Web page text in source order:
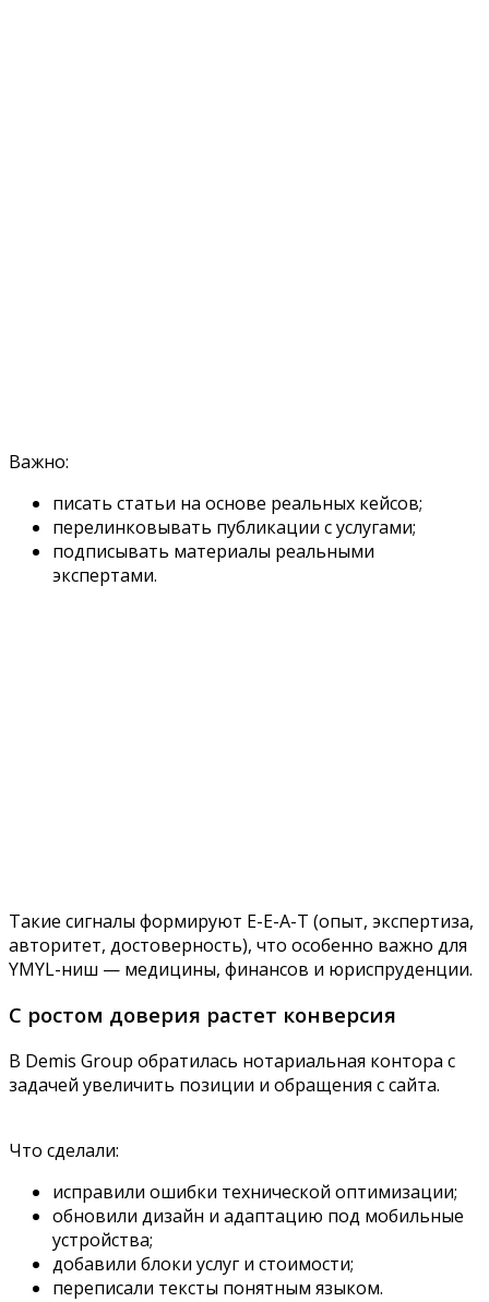
Важно:
писать статьи на основе реальных кейсов;
перелинковывать публикации с услугами;
подписывать материалы реальными
экспертами.
Такие сигналы формируют E-E-A-T (опыт, экспертиза,
авторитет, достоверность), что особенно важно для
YMYL-ниш — медицины, финансов и юриспруденции.
С ростом доверия растет конверсия
В Demis Group обратилась нотариальная контора с
задачей увеличить позиции и обращения с сайта.
Что сделали:
исправили ошибки технической оптимизации;
обновили дизайн и адаптацию под мобильные
устройства;
добавили блоки услуг и стоимости;
переписали тексты понятным языком.